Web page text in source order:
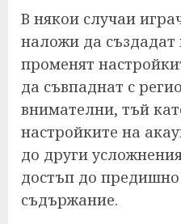
В някои случаи
наложи да създадат
променят
да съвпаднат с
внимателни, тъй
настройките на
до други
достъп до предишно
съдържание.